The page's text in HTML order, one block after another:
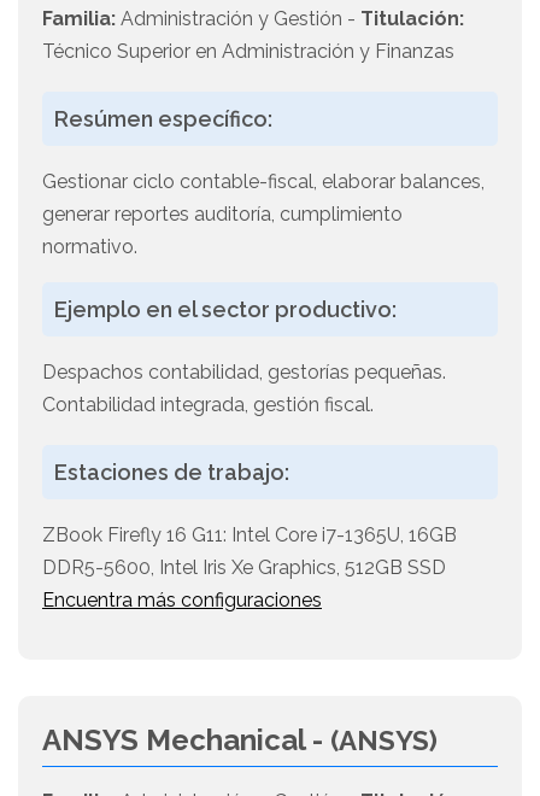
Familia: Administración y Gestión - Titulación:
Técnico Superior en Administración y Finanzas
Resúmen específico:
Gestionar ciclo contable-fiscal, elaborar balances,
generar reportes auditoría, cumplimiento
normativo.
Ejemplo en el sector productivo:
Despachos contabilidad, gestorías pequeñas.
Contabilidad integrada, gestión fiscal.
Estaciones de trabajo:
ZBook Firefly 16 G11: Intel Core i7-1365U, 16GB
DDR5-5600, Intel Iris Xe Graphics, 512GB SSD
Encuentra más configuraciones
ANSYS Mechanical - (ANSYS)